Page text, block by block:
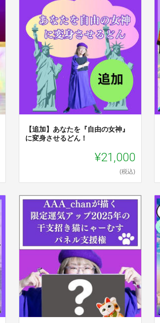
【追加】あなたを『自由の女神』
に変身させるどん！
¥21,000
(税込)